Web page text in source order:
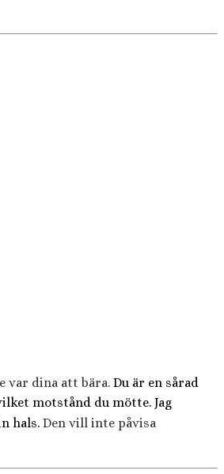
var dina att bära. Du är en sårad
motstånd du mötte. Jag
hals. Den vill inte påvisa